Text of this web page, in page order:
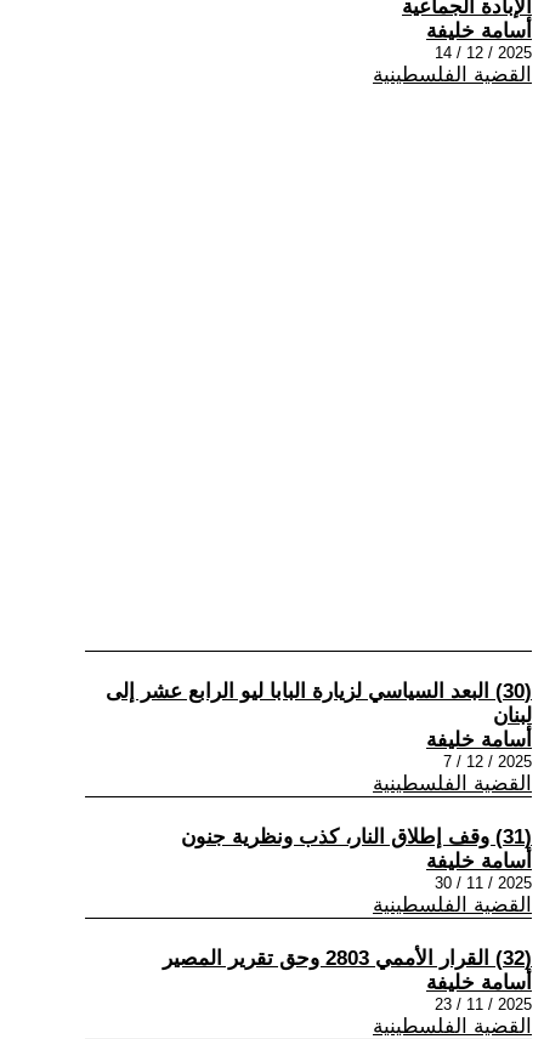
الإبادة الجماعية
أسامة خليفة
2025 / 12 / 14
القضية الفلسطينية
(30) البعد السياسي لزيارة البابا ليو الرابع عشر إلى
لبنان
أسامة خليفة
2025 / 12 / 7
القضية الفلسطينية
(31) وقف إطلاق النار، كذب ونظرية جنون
أسامة خليفة
2025 / 11 / 30
القضية الفلسطينية
(32) القرار الأممي 2803 وحق تقرير المصير
أسامة خليفة
2025 / 11 / 23
القضية الفلسطينية